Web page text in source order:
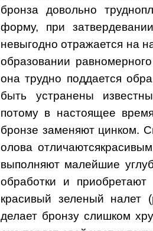
бронза довольно
форму, при
невыгодно отражается на
образовании
она трудно поддается
быть устранены
потому в настоящее
бронзе заменяют цинком.
олова
выполняют малейшие
обработки и
красивый зеленый налет
делает бронзу слишком